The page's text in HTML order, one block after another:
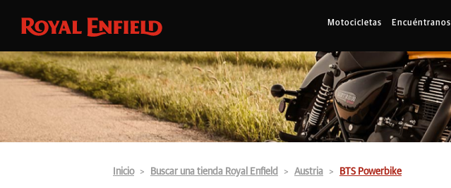
Motocicletas Encuéntranos
Inicio Buscar una tienda Royal Enfield Austria BTS Powerbike